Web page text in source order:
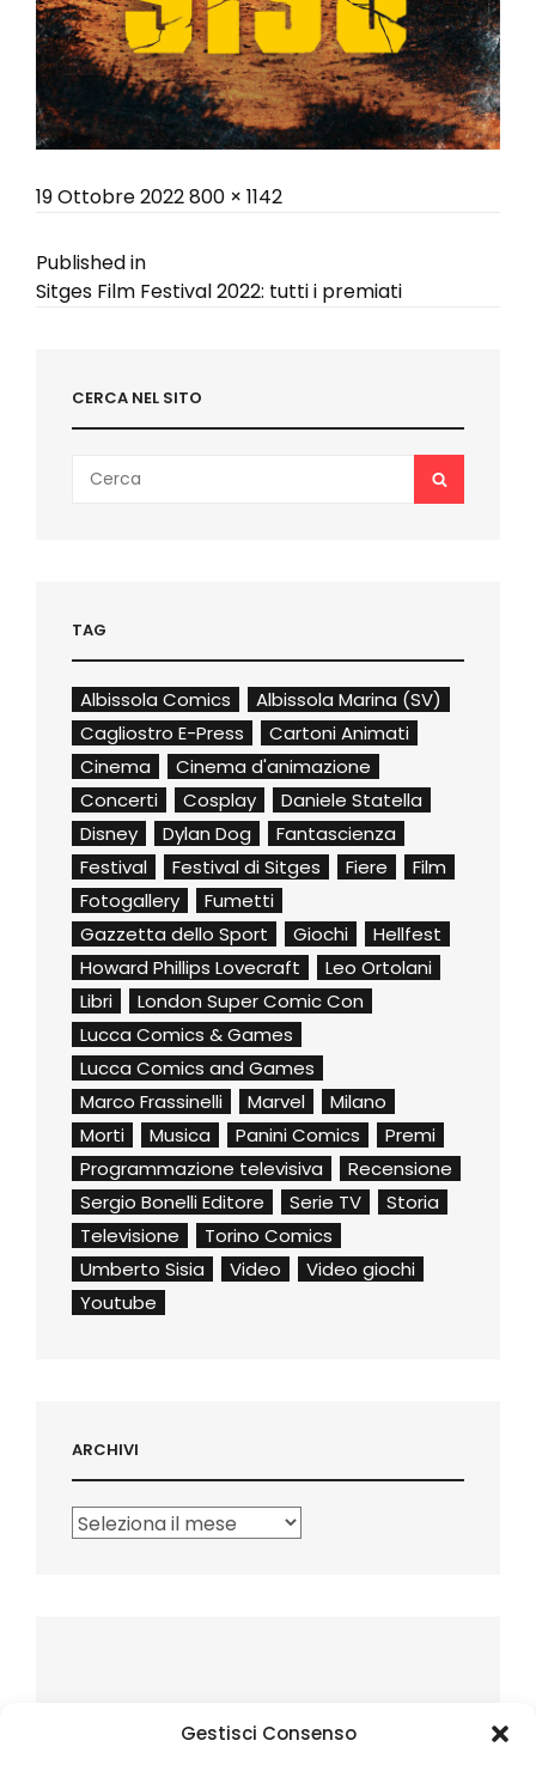
Gestisci Consenso
Posted
19 Ottobre 2022Full
800 × 1142
Navigazione
articoli
Published in
Sitges Film Festival 2022: tutti i premiati
CERCA NEL SITO
Search
for:
SEARCH
TAG
Albissola Comics
Albissola Marina (SV)
Cagliostro E-Press
Cartoni Animati
Cinema
Cinema d'animazione
Concerti
Cosplay
Daniele Statella
Disney
Dylan Dog
Fantascienza
Festival
Festival di Sitges Fiere
Film
Fotogallery
Fumetti
Gazzetta dello Sport
Giochi
Hellfest
Howard Phillips Lovecraft
Leo Ortolani
Libri
London Super Comic Con
Lucca Comics & Games
Lucca Comics and Games
Marco Frassinelli
Marvel
Milano
Morti
Musica Panini Comics
Premi
Programmazione televisiva
Recensione
Sergio Bonelli Editore
Serie TV
Storia
Televisione
Torino Comics
Umberto Sisia
Video
Video giochi
Youtube
ARCHIVI
Archivi